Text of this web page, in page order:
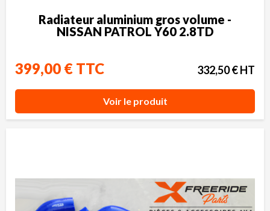
Radiateur aluminium gros volume -
NISSAN PATROL Y60 2.8TD
399,00 € TTC 332,50 € HT
Voir le produit